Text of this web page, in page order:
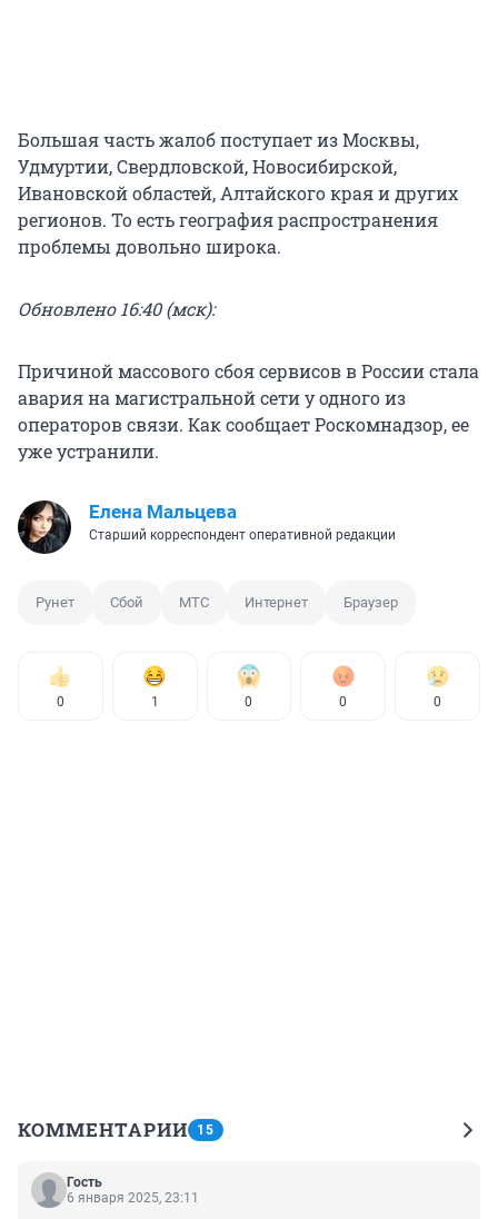
Большая часть жалоб поступает из Москвы,
Удмуртии, Свердловской, Новосибирской,
Ивановской областей, Алтайского края и других
регионов. То есть география распространения
проблемы довольно широка.
Обновлено 16:40 (мск):
Причиной массового сбоя сервисов в России стала
авария на магистральной сети у одного из
операторов связи. Как сообщает Роскомнадзор, ее
уже устранили.
Елена Мальцева
Старший корреспондент оперативной редакции
Рунет Сбой МТС Интернет Браузер
0 1 0 0 0
КОММЕНТАРИИ 15
Гость
6 января 2025, 23:11